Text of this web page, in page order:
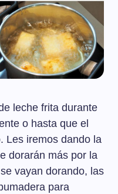
leche frita durante
o hasta que el
Les iremos dando la
dorarán más por la
vayan dorando, las
para